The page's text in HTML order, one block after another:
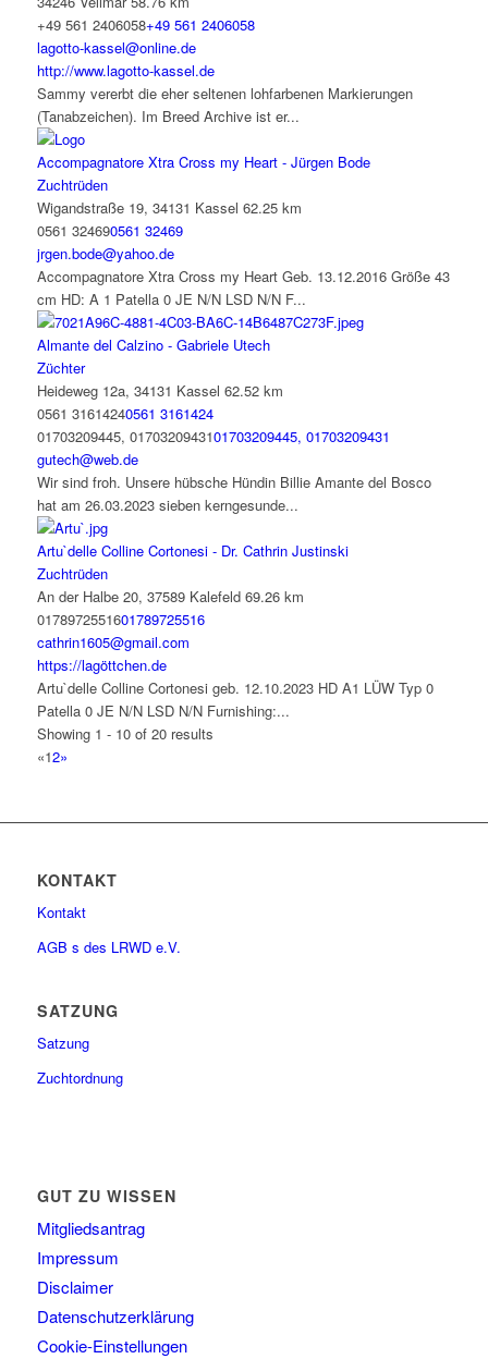
+49 561 2406058+49 561 2406058
lagotto-kassel@online.de
http://www.lagotto-kassel.de
Sammy vererbt die eher seltenen lohfarbenen Markierungen
(Tanabzeichen). Im Breed Archive ist er...
Accompagnatore Xtra Cross my Heart - Jürgen Bode
Zuchtrüden
Wigandstraße 19, 34131 Kassel 62.25 km
0561 324690561 32469
jrgen.bode@yahoo.de
Accompagnatore Xtra Cross my Heart Geb. 13.12.2016 Größe 43
cm HD: A 1 Patella 0 JE N/N LSD N/N F...
Almante del Calzino - Gabriele Utech
Züchter
Heideweg 12a, 34131 Kassel 62.52 km
0561 31614240561 3161424
01703209445, 0170320943101703209445, 01703209431
gutech@web.de
Wir sind froh. Unsere hübsche Hündin Billie Amante del Bosco
hat am 26.03.2023 sieben kerngesunde...
Artu`delle Colline Cortonesi - Dr. Cathrin Justinski
Zuchtrüden
An der Halbe 20, 37589 Kalefeld 69.26 km
0178972551601789725516
cathrin1605@gmail.com
https://lagöttchen.de
Artu`delle Colline Cortonesi geb. 12.10.2023 HD A1 LÜW Typ 0
Patella 0 JE N/N LSD N/N Furnishing:...
Showing 1 - 10 of 20 results
«12»
KONTAKT
Kontakt
AGB s des LRWD e.V.
SATZUNG
Satzung
Zuchtordnung
GUT ZU WISSEN
Mitgliedsantrag
Impressum
Disclaimer
Datenschutzerklärung
Cookie-Einstellungen